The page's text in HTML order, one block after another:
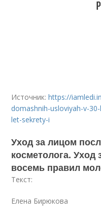
Источник:https://
domashnih-usloviyah-v-
let-sekrety-i
Уход за лицом
косметолога. Уход
восемь правил
Текст:
Елена Бирюкова